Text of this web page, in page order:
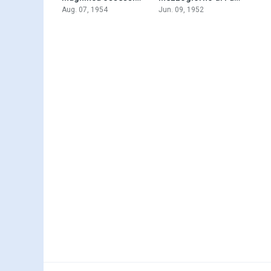
Aug. 07, 1954 Jun. 09, 1952